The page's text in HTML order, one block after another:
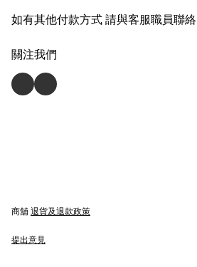
如有其他付款方式 請與客服職員聯絡
關注我們
商舖 退貨及退款政策
提出意見